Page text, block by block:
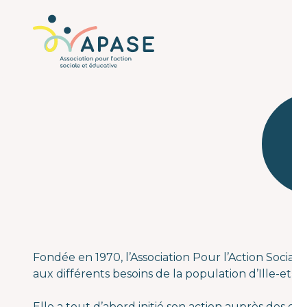
L'APASE
Fondée en 1970, l’Association Pour l’Action
aux différents besoins de la population d’Ille-